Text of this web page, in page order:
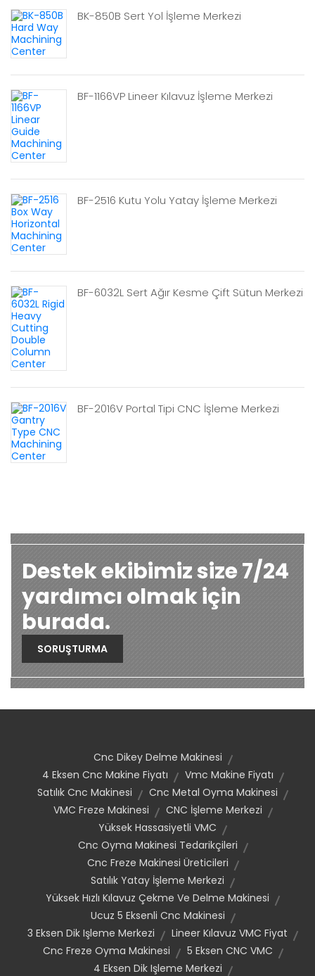
BK-850B Sert Yol İşleme Merkezi
BF-1166VP Lineer Kılavuz İşleme Merkezi
BF-2516 Kutu Yolu Yatay İşleme Merkezi
BF-6032L Sert Ağır Kesme Çift Sütun Merkezi
BF-2016V Portal Tipi CNC İşleme Merkezi
Destek ekibimiz size 7/24
yardımcı olmak için
burada.
SORUŞTURMA
Cnc Dikey Delme Makinesi
4 Eksen Cnc Makine Fiyatı
Vmc Makine Fiyatı
Satılık Cnc Makinesi
Cnc Metal Oyma Makinesi
VMC Freze Makinesi
CNC İşleme Merkezi
Yüksek Hassasiyetli VMC
Cnc Oyma Makinesi Tedarikçileri
Cnc Freze Makinesi Üreticileri
Satılık Yatay İşleme Merkezi
Yüksek Hızlı Kılavuz Çekme Ve Delme Makinesi
Ucuz 5 Eksenli Cnc Makinesi
3 Eksen Dik Işleme Merkezi
Lineer Kılavuz VMC Fiyat
Cnc Freze Oyma Makinesi
5 Eksen CNC VMC
4 Eksen Dik Işleme Merkezi